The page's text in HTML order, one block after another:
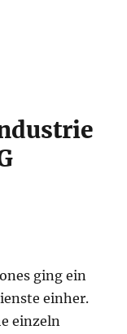
ging ein
einher.
einzeln